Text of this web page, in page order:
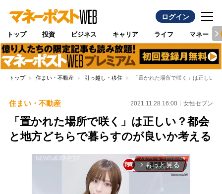
ログイン
トップ 投資 ビジネス キャリア ライフ マネー
トップ 住まい・不動産 引っ越し・移住 「置かれた場所で咲く」は正しい
住まい・不動産 2021.11.28 16:00 女性セブン
「置かれた場所で咲く」は正しい？都会
と地方どちらで暮らすのが良いか考える
arrow_forward_ios もっと見る